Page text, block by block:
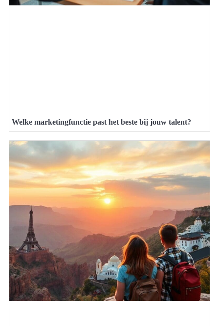
Welke marketingfunctie past het beste bij jouw talent?